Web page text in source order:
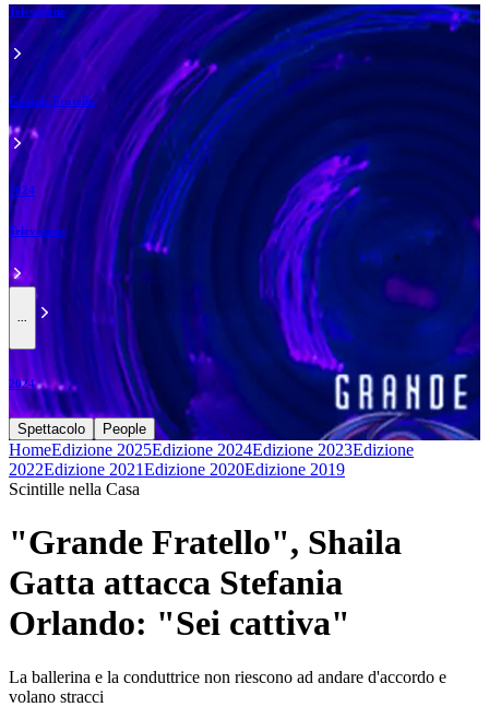
Televisione
Grande Fratello
2024
Televisione
2024
Spettacolo People
HomeEdizione 2025Edizione 2024Edizione 2023Edizione
2022Edizione 2021Edizione 2020Edizione 2019
Scintille nella Casa
"Grande Fratello", Shaila
Gatta attacca Stefania
Orlando: "Sei cattiva"
La ballerina e la conduttrice non riescono ad andare d'accordo e
volano stracci